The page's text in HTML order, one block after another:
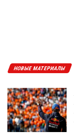
НОВЫЕ МАТЕРИАЛЫ